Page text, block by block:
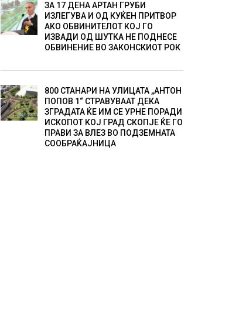
ЗА 17 ДЕНА АРТАН ГРУБИ
ИЗЛЕГУВА И ОД КУЌЕН ПРИТВОР
АКО ОБВИНИТЕЛОТ КОЈ ГО
ИЗВАДИ ОД ШУТКА НЕ ПОДНЕСЕ
ОБВИНЕНИЕ ВО ЗАКОНСКИОТ РОК
800 СТАНАРИ НА УЛИЦАТА „АНТОН
ПОПОВ 1“ СТРАВУВААТ ДЕКА
ЗГРАДАТА ЌЕ ИМ СЕ УРНЕ ПОРАДИ
ИСКОПОТ КОЈ ГРАД СКОПЈЕ ЌЕ ГО
ПРАВИ ЗА ВЛЕЗ ВО ПОДЗЕМНАТА
СООБРАЌАЈНИЦА